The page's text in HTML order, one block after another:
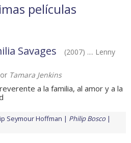
películas
Savages
(2007) .... Lenny
Tamara Jenkins
a la familia, al amor y a la
Seymour Hoffman
Philip Bosco